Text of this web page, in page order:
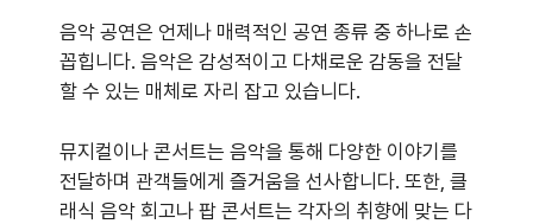
음악 공연은 언제나 매력적인 공연 종류 중 하나로 손
꼽힙니다. 음악은 감성적이고 다채로운 감동을 전달
할 수 있는 매체로 자리 잡고 있습니다.
뮤지컬이나 콘서트는 음악을 통해 다양한 이야기를
전달하며 관객들에게 즐거움을 선사합니다. 또한, 클
래식 음악 회고나 팝 콘서트는 각자의 취향에 맞는 다